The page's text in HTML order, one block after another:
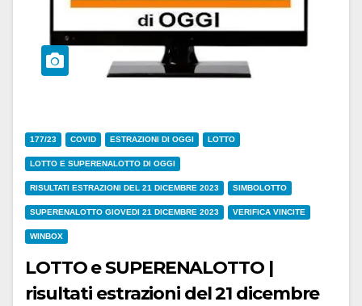
177/23 COVID ESTRAZIONI DI OGGI LOTTO
LOTTO E SUPERENALOTTO DI OGGI
RISULTATI ESTRAZIONI DEL 21 DICEMBRE 2023 SIMBOLOTTO
SUPERENALOTTO GIOVEDI 21 DICEMBRE 2023 VERIFICA VINCITE
WINBOX
LOTTO e SUPERENALOTTO |
risultati estrazioni del 21 dicembre